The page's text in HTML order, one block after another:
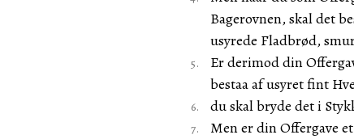
Bagerovnen, skal det
usyrede Fladbrød,
Er derimod din
bestaa af usyret fint
du skal bryde det i
Men er din Offergave